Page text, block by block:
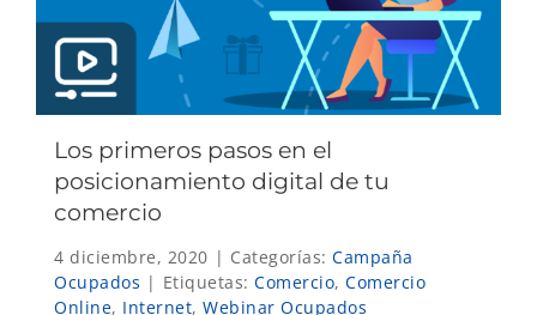
Los primeros pasos en el
posicionamiento digital de tu
comercio
4 diciembre, 2020 | Categorías: Campaña
Ocupados | Etiquetas: Comercio, Comercio
Online, Internet, Webinar Ocupados